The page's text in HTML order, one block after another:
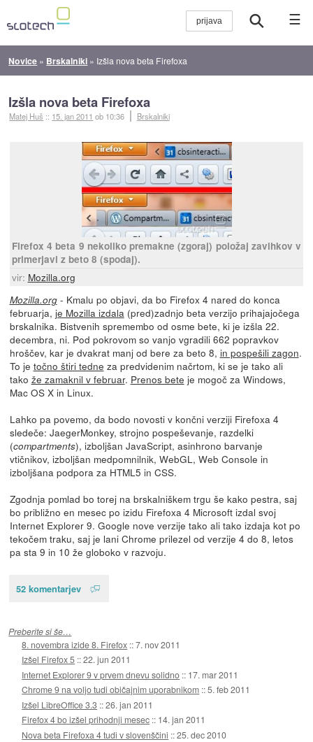
☰
Novice » Brskalniki » Izšla nova beta Firefoxa
Izšla nova beta Firefoxa
Matej Huš :: 15. jan 2011 ob 10:36 Brskalniki
Firefox 4 beta 9 nekoliko premakne (zgoraj) položaj zavihkov v
primerjavi z beto 8 (spodaj).
vir: Mozilla.org
Mozilla.org- Kmalu po objavi, da bo Firefox 4 nared do konca
februarja, je Mozilla izdala (pred)zadnjo beta verzijo prihajajočega
brskalnika. Bistvenih spremembo od osme bete, ki je izšla 22.
decembra, ni. Pod pokrovom so vanjo vgradili 662 popravkov
hroščev, kar je dvakrat manj od bere za beto 8, in pospešili zagon.
To je točno štiri tedne za predvidenim načrtom, ki se je tako ali
tako že zamaknil v februar. Prenos bete je mogoč za Windows,
Mac OS X in Linux.
Lahko pa povemo, da bodo novosti v končni verziji Firefoxa 4
sledeče: JaegerMonkey, strojno pospeševanje, razdelki
(compartments), izboljšan JavaScript, asinhrono barvanje
vtičnikov, izboljšan medpomnilnik, WebGL, Web Console in
izboljšana podpora za HTML5 in CSS.
Zgodnja pomlad bo torej na brskalniškem trgu še kako pestra, saj
bo približno en mesec po izidu Firefoxa 4 Microsoft izdal svoj
Internet Explorer 9. Google nove verzije tako ali tako izdaja kot po
tekočem traku, saj je lani Chrome prilezel od verzije 4 do 8, letos
pa sta 9 in 10 že globoko v razvoju.
52 komentarjev
Preberite si še…
8. novembra izide 8. Firefox ::7. nov 2011
Izšel Firefox 5 ::22. jun 2011
Internet Explorer 9 v prvem dnevu solidno :: 17. mar 2011
Chrome 9 na voljo tudi običajnim uporabnikom ::5. feb 2011
Izšel LibreOffice 3.3 ::26. jan 2011
Firefox 4 bo izšel prihodnji mesec :: 14. jan 2011
Nova beta Firefoxa 4 tudi v slovenščini ::25. dec 2010